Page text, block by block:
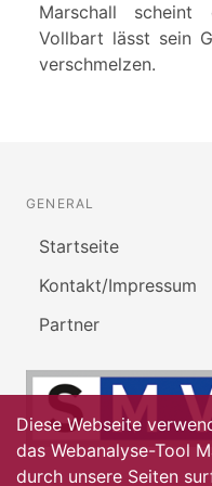
Marschall
Vollbart lässt sein
verschmelzen.
GENERAL
Startseite
Kontakt/Impressum
Partner
Diese Webseite
das Webanalyse-Tool
durch unsere Seiten